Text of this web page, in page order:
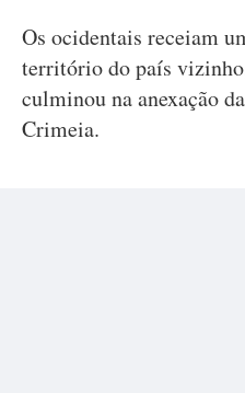
Os ocidentais receiam
território do país
culminou na anexação
Crimeia.